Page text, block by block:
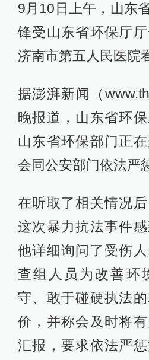
9月10日上午，山东
锋受山东省环保厅
济南市第五人民医院
据澎湃新闻（
晚报道，山东省环
山东省环保部门正
会同公安部门依法严
在听取了相关情况
这次暴力抗法事件感
他详细询问了受伤
查组人员为改善环
守、敢于碰硬执法
价，并称会及时将
汇报，要求依法严